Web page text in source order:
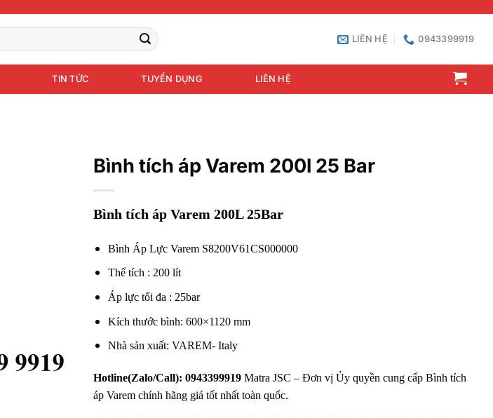
LIÊN HỆ 0943399919
TIN TỨC TUYỂN DỤNG LIÊN HỆ
Bình tích áp Varem 200l 25 Bar
Bình tích áp Varem 200L 25Bar
Bình Áp Lực Varem S8200V61CS000000
Thể tích : 200 lít
Áp lực tối đa : 25bar
Kích thước bình: 600×1120 mm
Nhà sản xuất: VAREM- Italy
Hotline(Zalo/Call): 0943399919 Matra JSC – Đơn vị Ủy quyền cung cấp Bình tích
áp Varem chính hãng giá tốt nhất toàn quốc.